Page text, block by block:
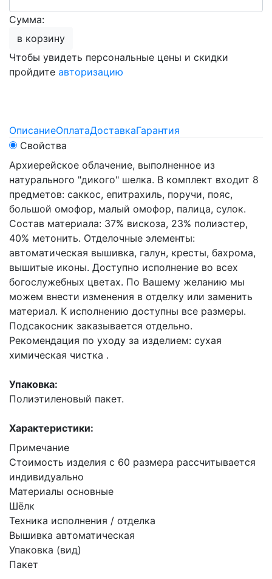
Сумма:
в корзину
Чтобы увидеть персональные цены и скидки
пройдите авторизацию
ОписаниеОплатаДоставкаГарантия
Свойства
Архиерейское облачение, выполненное из
натурального "дикого" шелка. В комплект входит 8
предметов: саккос, епитрахиль, поручи, пояс,
большой омофор, малый омофор, палица, сулок.
Состав материала: 37% вискоза, 23% полиэстер,
40% метонить. Отделочные элементы:
автоматическая вышивка, галун, кресты, бахрома,
вышитые иконы. Доступно исполнение во всех
богослужебных цветах. По Вашему желанию мы
можем внести изменения в отделку или заменить
материал. К исполнению доступны все размеры.
Подсакосник заказывается отдельно.
Рекомендация по уходу за изделием: сухая
химическая чистка .
Упаковка:
Полиэтиленовый пакет.
Характеристики:
Примечание
Стоимость изделия с 60 размера рассчитывается
индивидуально
Материалы основные
Шёлк
Техника исполнения / отделка
Вышивка автоматическая
Упаковка (вид)
Пакет